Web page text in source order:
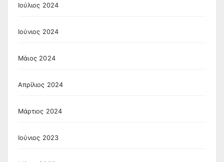
Ιούλιος 2024
Ιούνιος 2024
Μάιος 2024
Απρίλιος 2024
Μάρτιος 2024
Ιούνιος 2023